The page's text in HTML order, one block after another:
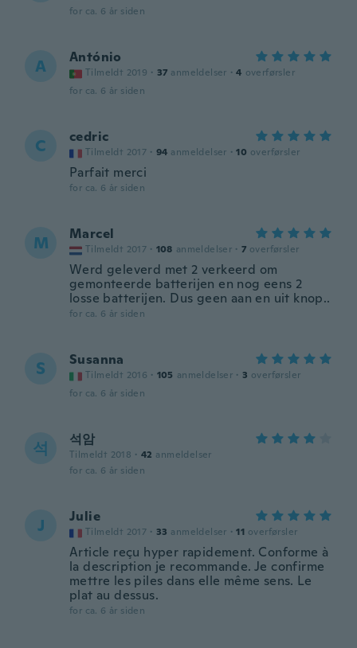
for ca. 6 år siden
A António
Tilmeldt 2019 · 37 anmeldelser · 4 overførsler
for ca. 6 år siden
C cedric
Tilmeldt 2017 · 94 anmeldelser · 10 overførsler
Parfait merci
for ca. 6 år siden
M Marcel
Tilmeldt 2017 · 108 anmeldelser · 7 overførsler
Werd geleverd met 2 verkeerd om
gemonteerde batterijen en nog eens 2
losse batterijen. Dus geen aan en uit knop..
for ca. 6 år siden
S Susanna
Tilmeldt 2016 · 105 anmeldelser · 3 overførsler
for ca. 6 år siden
석 석암
Tilmeldt 2018 · 42 anmeldelser
for ca. 6 år siden
J Julie
Tilmeldt 2017 · 33 anmeldelser · 11 overførsler
Article reçu hyper rapidement. Conforme à
la description je recommande. Je confirme
mettre les piles dans elle même sens. Le
plat au dessus.
for ca. 6 år siden